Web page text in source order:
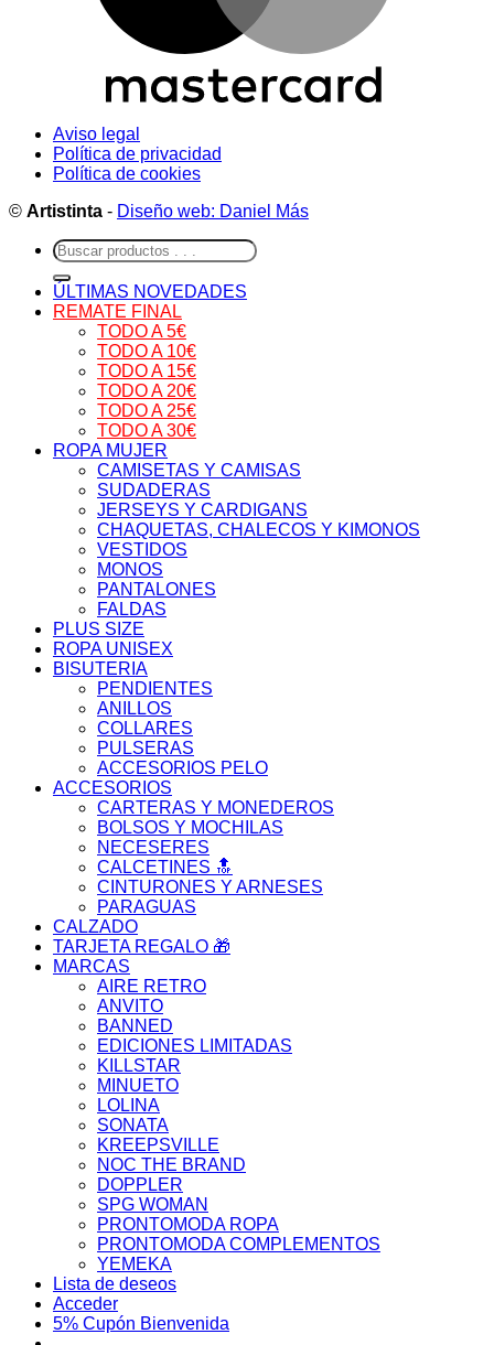
Aviso legal
Política de privacidad
Política de cookies
© Artistinta - Diseño web: Daniel Más
Buscar
por:
ÚLTIMAS NOVEDADES
REMATE FINAL
TODO A 5€
TODO A 10€
TODO A 15€
TODO A 20€
TODO A 25€
TODO A 30€
ROPA MUJER
CAMISETAS Y CAMISAS
SUDADERAS
JERSEYS Y CARDIGANS
CHAQUETAS, CHALECOS Y KIMONOS
VESTIDOS
MONOS
PANTALONES
FALDAS
PLUS SIZE
ROPA UNISEX
BISUTERIA
PENDIENTES
ANILLOS
COLLARES
PULSERAS
ACCESORIOS PELO
ACCESORIOS
CARTERAS Y MONEDEROS
BOLSOS Y MOCHILAS
NECESERES
CALCETINES 🔝
CINTURONES Y ARNESES
PARAGUAS
CALZADO
TARJETA REGALO 🎁
MARCAS
AIRE RETRO
ANVITO
BANNED
EDICIONES LIMITADAS
KILLSTAR
MINUETO
LOLINA
SONATA
KREEPSVILLE
NOC THE BRAND
DOPPLER
SPG WOMAN
PRONTOMODA ROPA
PRONTOMODA COMPLEMENTOS
YEMEKA
Lista de deseos
Acceder
5% Cupón Bienvenida